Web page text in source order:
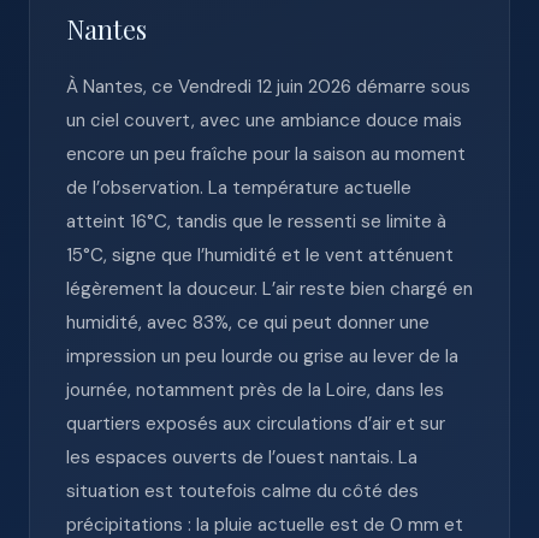
Nantes
À Nantes, ce Vendredi 12 juin 2026 démarre sous
un ciel couvert, avec une ambiance douce mais
encore un peu fraîche pour la saison au moment
de l’observation. La température actuelle
atteint 16°C, tandis que le ressenti se limite à
15°C, signe que l’humidité et le vent atténuent
légèrement la douceur. L’air reste bien chargé en
humidité, avec 83%, ce qui peut donner une
impression un peu lourde ou grise au lever de la
journée, notamment près de la Loire, dans les
quartiers exposés aux circulations d’air et sur
les espaces ouverts de l’ouest nantais. La
situation est toutefois calme du côté des
précipitations : la pluie actuelle est de 0 mm et